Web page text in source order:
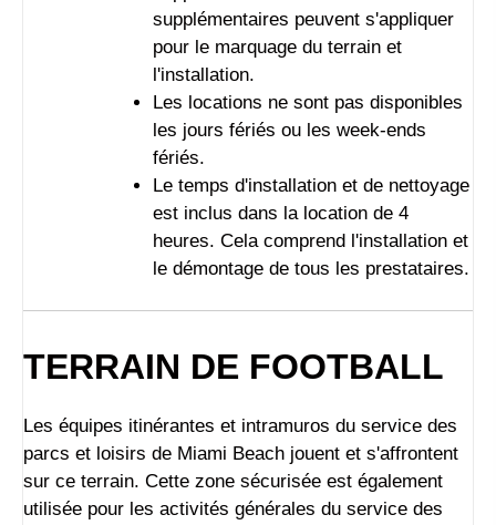
supplémentaires peuvent s'appliquer
pour le marquage du terrain et
l'installation.
Les locations ne sont pas disponibles
les jours fériés ou les week-ends
fériés.
Le temps d'installation et de nettoyage
est inclus dans la location de 4
heures. Cela comprend l'installation et
le démontage de tous les prestataires.
TERRAIN DE FOOTBALL
Les équipes itinérantes et intramuros du service des
parcs et loisirs de Miami Beach jouent et s'affrontent
sur ce terrain. Cette zone sécurisée est également
utilisée pour les activités générales du service des